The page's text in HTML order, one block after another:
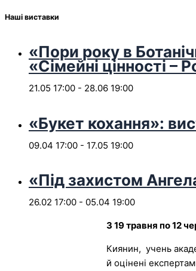
Наші виставки
«Пори року в
«Сімейні цінності –
21.05 17:00 - 28.06 19:00
«Букет кохання»:
09.04 17:00 - 17.05 19:00
«Під захистом
26.02 17:00 - 05.04 19:00
З 19 травня по 12
Киянин, учень
й оцінені